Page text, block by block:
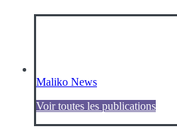
Maliko News
Voir toutes les publications